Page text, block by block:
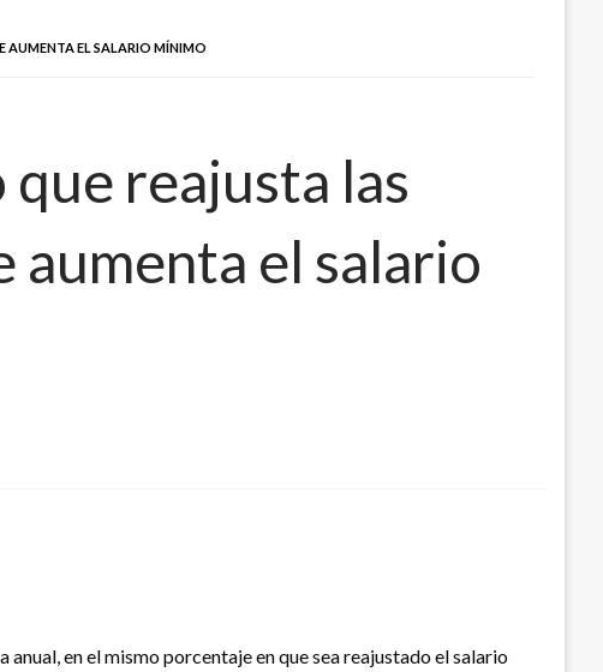
AUMENTA EL SALARIO MÍNIMO
reajusta las
aumenta el salario
en el mismo porcentaje en que sea reajustado el salario